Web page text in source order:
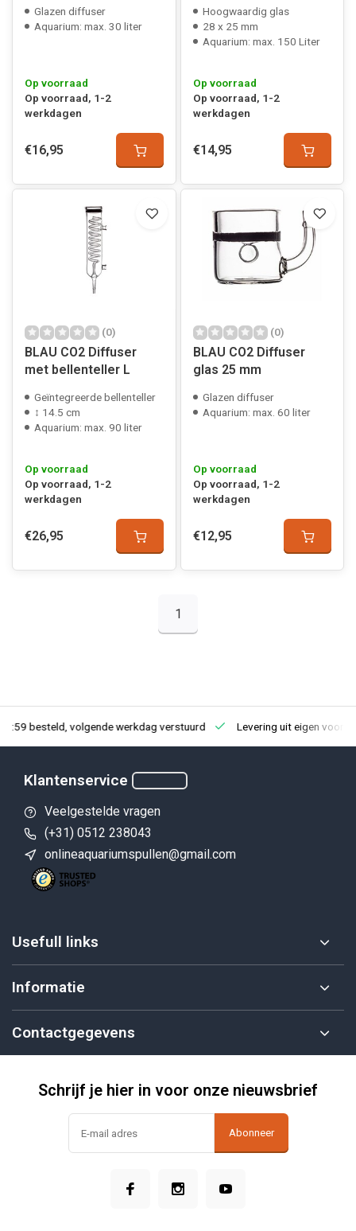
Glazen diffuser
Aquarium: max. 30 liter
Op voorraad
Op voorraad, 1-2
werkdagen
€16,95
Hoogwaardig glas
28 x 25 mm
Aquarium: max. 150 Liter
Op voorraad
Op voorraad, 1-2
werkdagen
€14,95
(0)
BLAU CO2 Diffuser
met bellenteller L
Geïntegreerde bellenteller
↕ 14.5 cm
Aquarium: max. 90 liter
Op voorraad
Op voorraad, 1-2
werkdagen
€26,95
(0)
BLAU CO2 Diffuser
glas 25 mm
Glazen diffuser
Aquarium: max. 60 liter
Op voorraad
Op voorraad, 1-2
werkdagen
€12,95
1
besteld, volgende werkdag verstuurd Levering uit eigen
Klantenservice
Veelgestelde vragen
(+31) 0512 238043
onlineaquariumspullen@gmail.com
Usefull links
Informatie
Contactgegevens
Schrijf je hier in voor onze nieuwsbrief
Abonneer